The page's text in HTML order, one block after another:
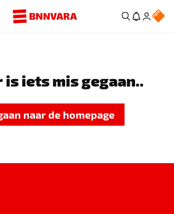
is iets mis gegaan..
naar de homepage